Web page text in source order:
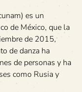
es un
de México, que la
de 2015,
de danza ha
de personas y ha
como Rusia y